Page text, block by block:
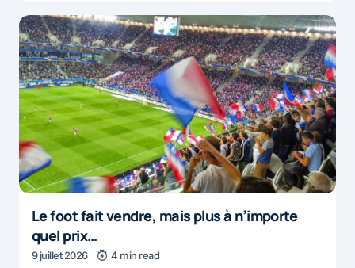
Le foot fait vendre, mais plus à n’importe
quel prix…
9 juillet 2026 4 min read